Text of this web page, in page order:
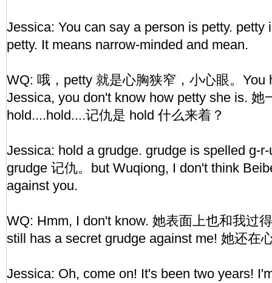
Jessica: You can say a person is petty. petty
petty. It means narrow-minded and mean.
WQ: 哦，petty 就是心胸狭窄，小心眼。You
Jessica, you don't know how petty she is. 她
hold....hold....记仇是 hold 什么来着？
Jessica: hold a grudge. grudge is spelled g-
grudge 记仇。but Wuqiong, I don't think
against you.
WQ: Hmm, I don't know. 她表面上也和我过
still has a secret grudge against me! 她还在
Jessica: Oh, come on! It's been two years!